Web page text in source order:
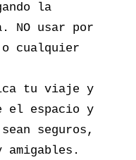
la
NO usar por
cualquier
tu viaje y
el espacio y
seguros,
amigables.